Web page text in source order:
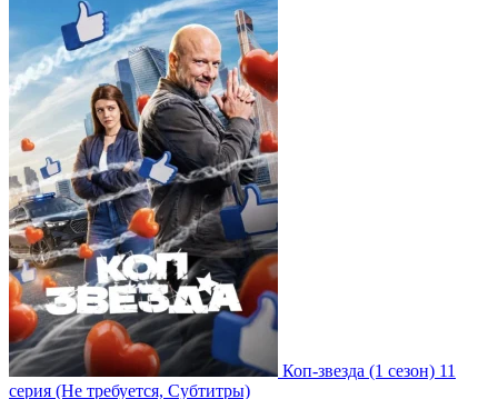
Коп-звезда (1 сезон) 11
серия (Не требуется, Субтитры)